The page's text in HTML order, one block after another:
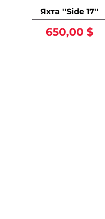
Яхта ''Side 17''
Цена
650,00 $